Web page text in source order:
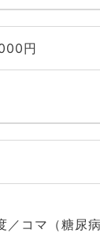
円
コマ（糖尿